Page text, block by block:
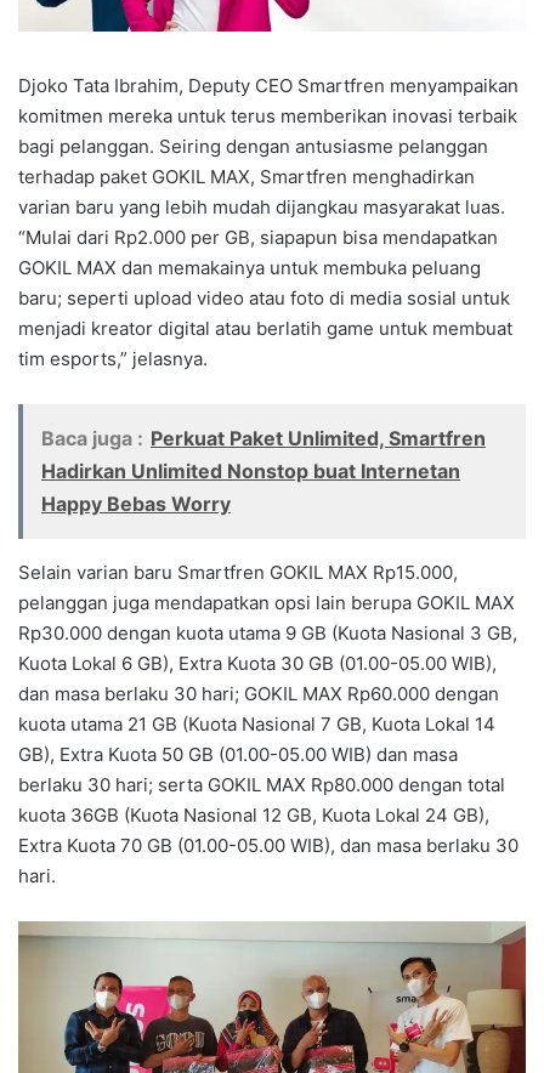
Djoko Tata Ibrahim, Deputy CEO Smartfren menyampaikan
komitmen mereka untuk terus memberikan inovasi terbaik
bagi pelanggan. Seiring dengan antusiasme pelanggan
terhadap paket GOKIL MAX, Smartfren menghadirkan
varian baru yang lebih mudah dijangkau masyarakat luas.
“Mulai dari Rp2.000 per GB, siapapun bisa mendapatkan
GOKIL MAX dan memakainya untuk membuka peluang
baru; seperti upload video atau foto di media sosial untuk
menjadi kreator digital atau berlatih game untuk membuat
tim esports,” jelasnya.
Baca juga : Perkuat Paket Unlimited, Smartfren
Hadirkan Unlimited Nonstop buat Internetan
Happy Bebas Worry
Selain varian baru Smartfren GOKIL MAX Rp15.000,
pelanggan juga mendapatkan opsi lain berupa GOKIL MAX
Rp30.000 dengan kuota utama 9 GB (Kuota Nasional 3 GB,
Kuota Lokal 6 GB), Extra Kuota 30 GB (01.00-05.00 WIB),
dan masa berlaku 30 hari; GOKIL MAX Rp60.000 dengan
kuota utama 21 GB (Kuota Nasional 7 GB, Kuota Lokal 14
GB), Extra Kuota 50 GB (01.00-05.00 WIB) dan masa
berlaku 30 hari; serta GOKIL MAX Rp80.000 dengan total
kuota 36GB (Kuota Nasional 12 GB, Kuota Lokal 24 GB),
Extra Kuota 70 GB (01.00-05.00 WIB), dan masa berlaku 30
hari.